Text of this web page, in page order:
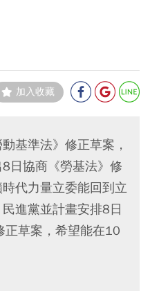
加入收藏
基準法》修正草案，
日協商《勞基法》修
代力量立委能回到立
進黨並計畫安排8日
草案，希望能在10